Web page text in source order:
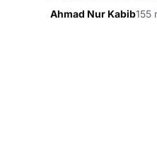
eMMC. Lava iris 870
Ahmad Nur Kabib155